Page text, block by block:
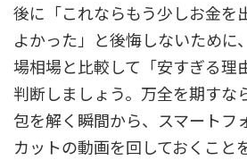
後に「これならもう少しお金を
よかった」と後悔しないために
場相場と比較して「安すぎる理
判断しましょう。万全を期すな
包を解く瞬間から、スマートフ
カットの動画を回しておくこと